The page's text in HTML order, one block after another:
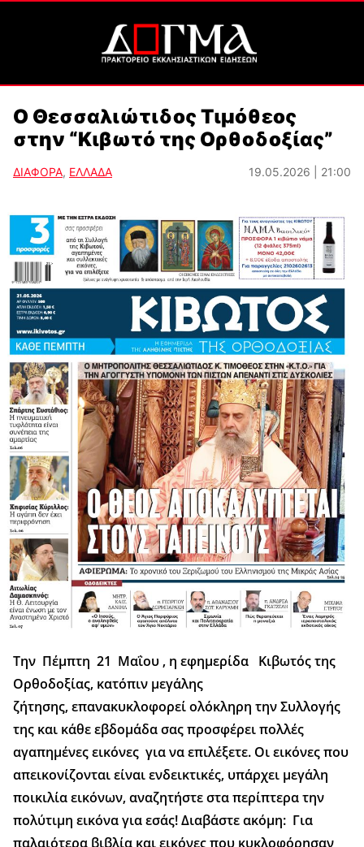
Ο Θεσσαλιώτιδος Τιμόθεος
στην “Κιβωτό της Ορθοδοξίας”
ΔΙΑΦΟΡΑ, ΕΛΛΑΔΑ 19.05.2026 | 21:00
Την Πέμπτη 21 Μαΐου , η εφημερίδα Κιβωτός της
Ορθοδοξίας, κατόπιν μεγάλης
ζήτησης, επανακυκλοφορεί ολόκληρη την Συλλογής
της και κάθε εβδομάδα σας προσφέρει πολλές
αγαπημένες εικόνες για να επιλέξετε. Οι εικόνες που
απεικονίζονται είναι ενδεικτικές, υπάρχει μεγάλη
ποικιλία εικόνων, αναζητήστε στα περίπτερα την
πολύτιμη εικόνα για εσάς! Διαβάστε ακόμη: Για
παλαιότερα βιβλία και εικόνες που κυκλοφόρησαν